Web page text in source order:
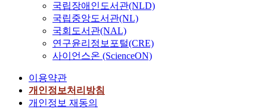
국립장애인도서관(NLD)
국립중앙도서관(NL)
국회도서관(NAL)
연구윤리정보포털(CRE)
사이언스온 (ScienceON)
이용약관
개인정보처리방침
개인정보 재동의